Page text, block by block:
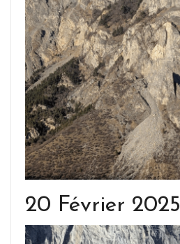
20 Février 2025